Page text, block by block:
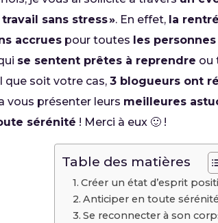
sans stress ». En effet, la
accrues pour toutes les
se sentent prêtes à reprendre ou
que soit votre cas,3 blogueurs ont
vous présenter leurs meilleures
sérénité ! Merci à eux 🙂 !
Table des matières
Créer un état d’esprit
Anticiper en toute sérénité
Se reconnecter à son